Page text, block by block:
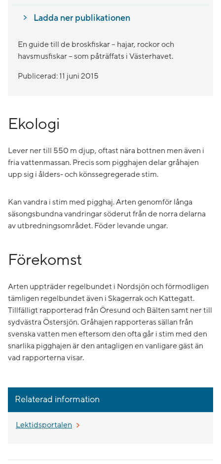
Ladda ner publikationen
En guide till de broskfiskar – hajar, rockor och
havsmusfiskar – som påträffats i Västerhavet.
Publicerad: 11 juni 2015
Ekologi
Lever ner till 550 m djup, oftast nära bottnen men även i
fria vattenmassan. Precis som pigghajen delar gråhajen
upp sig i ålders- och könssegregerade stim.
Kan vandra i stim med pigghaj. Arten genomför långa
säsongsbundna vandringar söderut från de norra delarna
av utbredningsområdet. Föder levande ungar.
Förekomst
Arten uppträder regelbundet i Nordsjön och förmodligen
tämligen regelbundet även i Skagerrak och Kattegatt.
Tillfälligt rapporterad från Öresund och Bälten samt ner till
sydvästra Östersjön. Gråhajen rapporteras sällan från
svenska vatten men eftersom den ofta går i stim med den
snarlika pigghajen är den antagligen en vanligare gäst än
vad rapporterna visar.
Relaterad information
Lektidsportalen